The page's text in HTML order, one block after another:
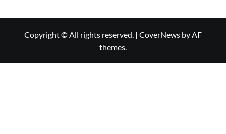
Copyright © All rights reserved. | CoverNews by AF
themes.